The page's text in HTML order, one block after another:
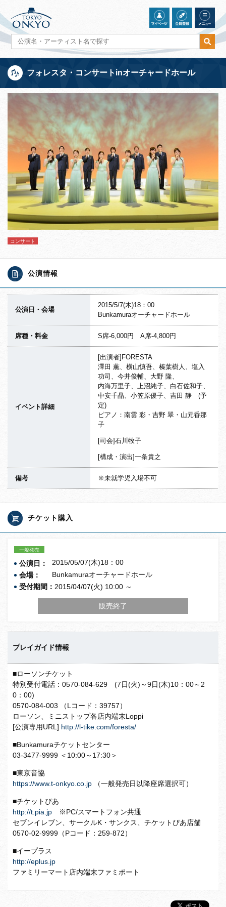
フォレスタ・コンサートinオーチャードホール
コンサート
公演情報
公演日・会場
2015/5/7(木)18：00
Bunkamuraオーチャードホール
席種・料金 S席-6,000円 A席-4,800円
イベント詳細
[出演者]FORESTA
澤田 薫、横山慎吾、榛葉樹人、塩入
功司、今井俊輔、大野 隆、
内海万里子、上沼純子、白石佐和子、
中安千晶、小笠原優子、吉田 静 (予
定)
ピアノ：南雲 彩・吉野 翠・山元香那
子
[司会]石川牧子
[構成・演出]一条貴之
備考 ※未就学児入場不可
チケット購入
一般発売
公演日：
2015/05/07(木)18：00
会場：
Bunkamuraオーチャードホール
受付期間： 2015/04/07(火) 10:00 ～
販売終了
プレイガイド情報
■ローソンチケット
特別受付電話：0570-084-629 (7日(火)～9日(木)10：00～2
0：00)
0570-084-003 （Lコード：39757）
ローソン、ミニストップ各店内端末Loppi
[公演専用URL] http://l-tike.com/foresta/
■Bunkamuraチケットセンター
03-3477-9999 ＜10:00～17:30＞
■東京音協
https://www.t-onkyo.co.jp （一般発売日以降座席選択可）
■チケットぴあ
http://t.pia.jp ※PC/スマートフォン共通
セブンイレブン、サークルK・サンクス、チケットぴあ店舗
0570-02-9999（Pコード：259-872）
■イープラス
http://eplus.jp
ファミリーマート店内端末ファミポート